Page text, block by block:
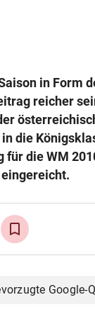
in Form
reicher
die
für die WM
Google-